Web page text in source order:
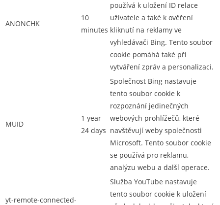
ANONCHK
10
minutes
používá k uložení ID relace
uživatele a také k ověření
kliknutí na reklamy ve
vyhledávači Bing. Tento soubor
cookie pomáhá také při
vytváření zpráv a personalizaci.
MUID
1 year
24 days
Společnost Bing nastavuje
tento soubor cookie k
rozpoznání jedinečných
webových prohlížečů, které
navštěvují weby společnosti
Microsoft. Tento soubor cookie
se používá pro reklamu,
analýzu webu a další operace.
yt-remote-connected-
Služba YouTube nastavuje
tento soubor cookie k uložení